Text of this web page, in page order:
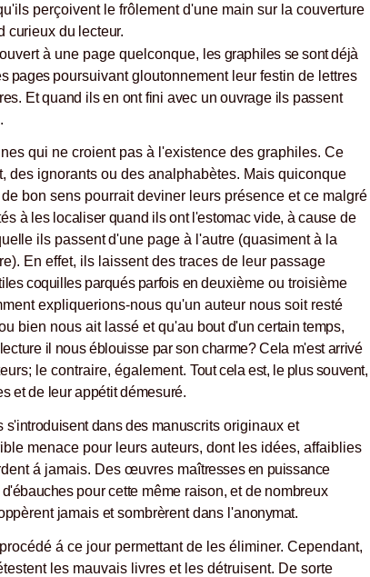
perçoivent le frôlement d'une main sur la couverture
curieux du lecteur.
à une page quelconque, les graphiles se sont déjà
pages poursuivant gloutonnement leur festin de lettres
Et quand ils en ont fini avec un ouvrage ils passent
qui ne croient pas à l'existence des graphiles. Ce
des ignorants ou des analphabètes. Mais quiconque
bon sens pourrait deviner leurs présence et ce malgré
à les localiser quand ils ont l'estomac vide, à cause de
ils passent d'une page à l'autre (quasiment à la
En effet, ils laissent des traces de leur passage
coquilles parqués parfois endeuxième ou troisième
expliquerions-nous qu'un auteur nous soit resté
bien nous ait lassé et qu'au bout d'un certain temps,
il nous éblouisse par son charme? Cela m'est arrivé
le contraire, également. Tout cela est, le plus souvent,
et de leur appétit démesuré.
s'introduisent dans des manuscrits originaux et
menace pour leurs auteurs, dont les idées, affaiblies
á jamais. Des œuvres maîtresses en puissance
d'ébauches pour cette même raison, et de nombreux
jamais et sombrèrent dans l'anonymat.
á ce jour permettant de les éliminer. Cependant,
les mauvais livres et les détruisent. De sorte